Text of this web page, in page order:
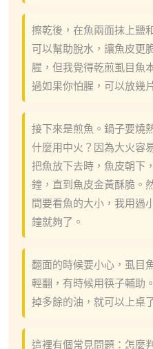
擦乾後，在魚兩面抹上鹽
可以幫助脫水，讓魚皮更
腥，但我覺得乾煎虱目魚
過如果你怕腥，可以放幾
接下來是煎魚。鍋子要燒
什麼用中火？因為大火容
把魚放下去時，魚皮朝下
鐘，直到魚皮金黃酥脆。
間要看魚的大小，我用過
鐘就夠了。
翻面的時候要小心，虱目
輕翻，有時候用筷子輔助
掉多餘的油，就可以上桌
這裡有個常見問題：怎麼